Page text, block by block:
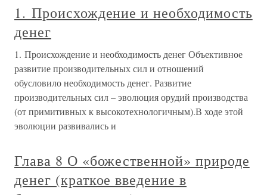
1. Происхождение и необходимость
денег
1. Происхождение и необходимость денег Объективное
развитие производительных сил и отношений
обусловило необходимость денег. Развитие
производительных сил – эволюция орудий производства
(от примитивных к высокотехнологичным).В ходе этой
эволюции развивались и
Глава 8 О «божественной» природе
денег (краткое введение в